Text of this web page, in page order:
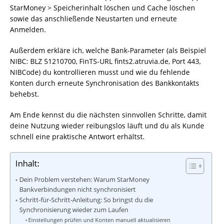
StarMoney > Speicherinhalt löschen und Cache löschen
sowie das anschließende Neustarten und erneute
Anmelden.
Außerdem erkläre ich, welche Bank-Parameter (als Beispiel
NIBC: BLZ 51210700, FinTS-URL fints2.atruvia.de, Port 443,
NIBCode) du kontrollieren musst und wie du fehlende
Konten durch erneute Synchronisation des Bankkontakts
behebst.
Am Ende kennst du die nächsten sinnvollen Schritte, damit
deine Nutzung wieder reibungslos läuft und du als Kunde
schnell eine praktische Antwort erhältst.
Inhalt:
Dein Problem verstehen: Warum StarMoney
Bankverbindungen nicht synchronisiert
Schritt-für-Schritt-Anleitung: So bringst du die
Synchronisierung wieder zum Laufen
Einstellungen prüfen und Konten manuell aktualisieren